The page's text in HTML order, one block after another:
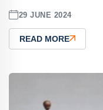
29 JUNE 2024
READ MORE